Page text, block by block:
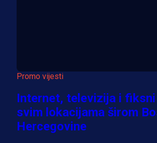
Promo vijesti
Internet, televizija i
svim lokacijama širom
Hercegovine